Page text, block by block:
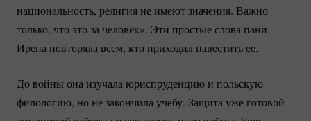
национальность, религия не имеют значения. Важно
только, что это за человек». Эти простые слова пани
Ирена повторяла всем, кто приходил навестить ее.
До войны она изучала юриспруденцию и польскую
филологию, но не закончила учебу. Защита уже готовой